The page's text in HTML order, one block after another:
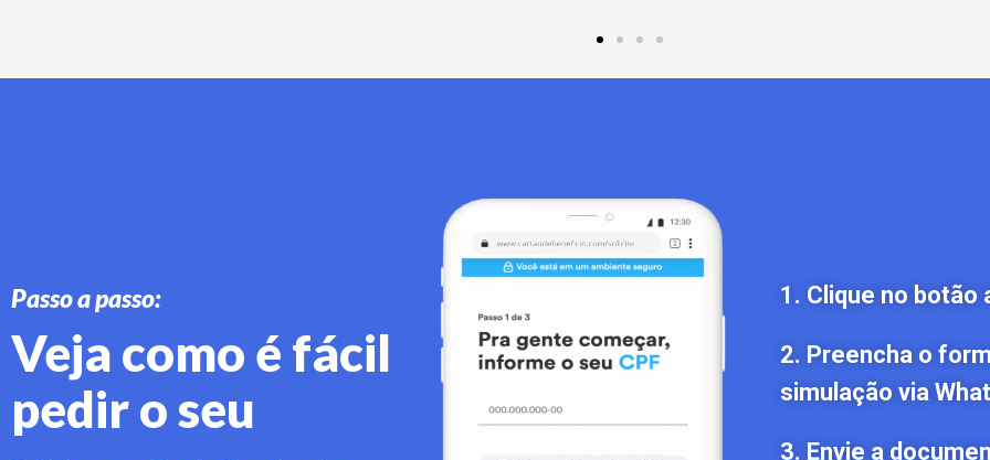
Passo a passo:
Veja como é fácil
pedir o seu
1. Clique no botão
2. Preencha o
simulação via
3. Envie a